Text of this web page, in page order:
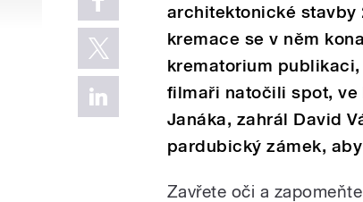
architektonické stavby
kremace se v něm
krematorium
filmaři natočili spot, ve
Janáka, zahrál David
pardubický zámek,
Zavřete oči a